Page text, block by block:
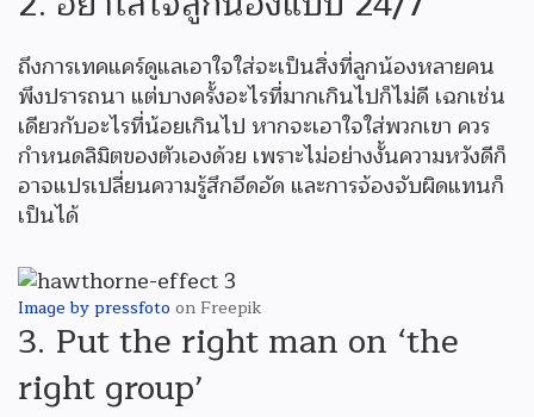
ถึงการเทคแคร์ดูแลเอาใจใส่จะเป็นสิ่งที่ลูกน้องหลายคน
พึงปรารถนา แต่บางครั้งอะไรที่มากเกินไปก็ไม่ดี เฉกเช่น
เดียวกับอะไรที่น้อยเกินไป หากจะเอาใจใส่พวกเขา ควร
กำหนดลิมิตของตัวเองด้วย เพราะไม่อย่างงั้นความหวังดีก็
อาจแปรเปลี่ยนความรู้สึกอึดอัด และการจ้องจับผิดแทนก็
เป็นได้
Image by pressfoto on Freepik
3. Put the right man on ‘the
right group’